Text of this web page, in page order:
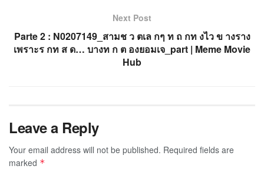
Next Post
Parte 2 : N0207149_สามช ว ตเล กๆ ท ถ กท งไว ข างราง
เพราะร กท ส ด… บางท ก ต องยอมเจ_part | Meme Movie
Hub
Leave a Reply
Your email address will not be published. Required fields are
marked *